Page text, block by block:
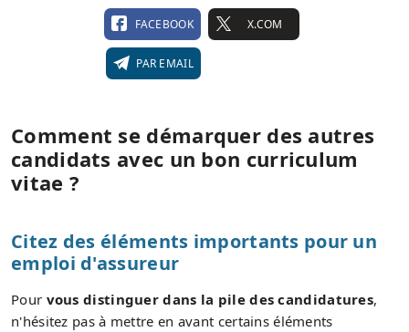
FACEBOOK X.COM
PAR EMAIL
Comment se démarquer des autres
candidats avec un bon curriculum
vitae ?
Citez des éléments importants pour un
emploi d'assureur
Pour vous distinguer dans la pile des candidatures,
n'hésitez pas à mettre en avant certains éléments